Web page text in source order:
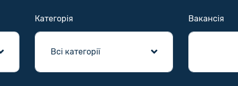
Категорія Вакансія